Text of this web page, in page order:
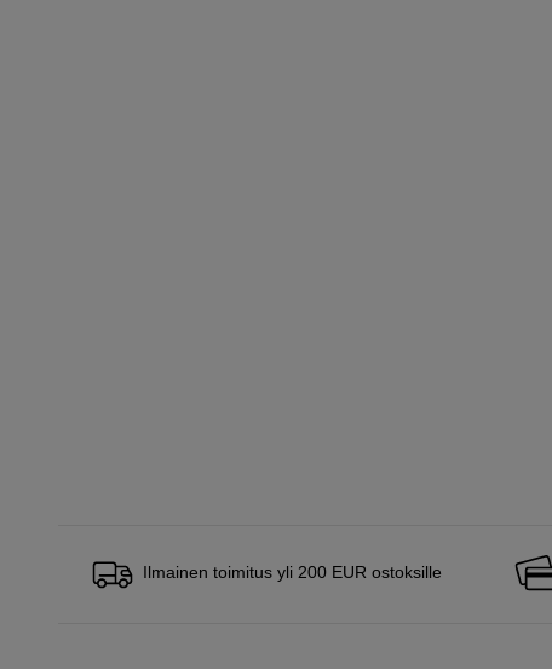
Ilmainen toimitus yli 200 EUR ostoksille